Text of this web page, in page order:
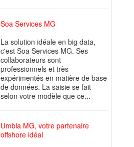
Soa Services MG
La solution idéale en big data,
c'est Soa Services MG. Ses
collaborateurs sont
professionnels et très
expérimentés en matière de base
de données. La saisie se fait
selon votre modèle que ce...
Umbla MG, votre partenaire
offshore idéal